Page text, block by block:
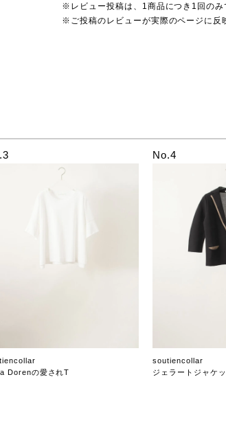
※レビュー投稿は、1商品につき1回のみ
※ご投稿のレビューが実際のページに反
Dorenの愛されT
No.4
soutiencollar
ジェラートジャケ